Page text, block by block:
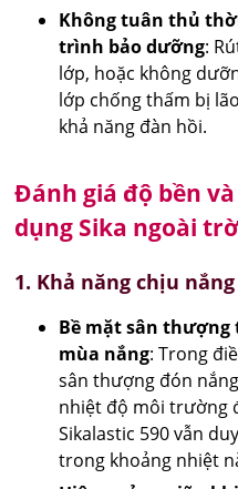
Không tuân thủ
trình bảo dưỡng:
lớp, hoặc không
lớp chống thấm bị
khả năng đàn hồi.
Đánh giá độ bền
dụng Sika ngoài
1. Khả năng chịu
Bề mặt sân thượng
mùa nắng: Trong
sân thượng đón
nhiệt độ môi trường
Sikalastic 590 vẫn
trong khoảng nhiệt